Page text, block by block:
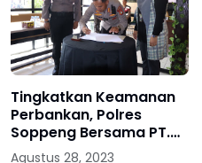
Tingkatkan Keamanan
Perbankan, Polres
Soppeng Bersama PT.
Bank PD Sulselbar Gelar
Agustus 28, 2023